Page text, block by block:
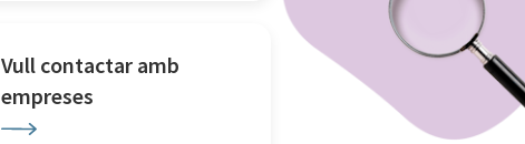
Vull contactar amb
empreses